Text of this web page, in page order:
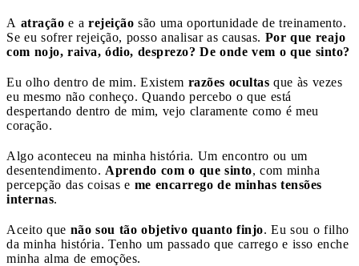
A atração e a rejeição são uma oportunidade de treinamento.
Se eu sofrer rejeição, posso analisar as causas. Por que reajo
com nojo, raiva, ódio, desprezo? De onde vem o que sinto?
Eu olho dentro de mim. Existem razões ocultas que às vezes
eu mesmo não conheço. Quando percebo o que está
despertando dentro de mim, vejo claramente como é meu
coração.
Algo aconteceu na minha história. Um encontro ou um
desentendimento. Aprendo com o que sinto, com minha
percepção das coisas e me encarrego de minhas tensões
internas.
Aceito que não sou tão objetivo quanto finjo. Eu sou o filho
da minha história. Tenho um passado que carrego e isso enche
minha alma de emoções.